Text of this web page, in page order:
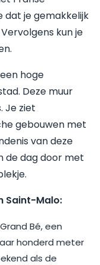
dat je gemakkelijk
kun je
hoge
Deze muur
Je ziet
gebouwen met
van deze
de dag door met
Saint-Malo:
Bé, een
honderd meter
als de